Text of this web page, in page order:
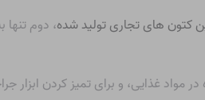
کتون های تجاری تولید شده، دوم تنها
غذایی، و برای تمیز کردن ابزار